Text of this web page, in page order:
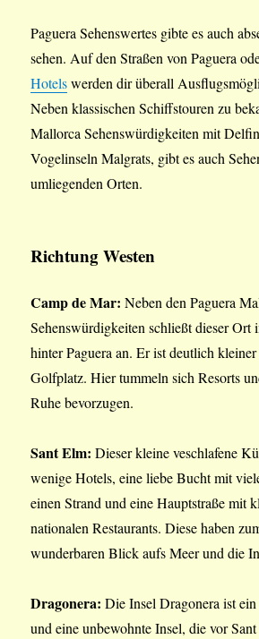
Paguera Sehenswertes gibte es auch
sehen. Auf den Straßen von Paguera
Hotelswerden dir überall
Neben klassischen Schiffstouren zu
Mallorca Sehenswürdigkeiten mit
Vogelinseln Malgrats, gibt es auch
umliegenden Orten.
Richtung Westen
Camp de Mar: Neben den Paguera
Sehenswürdigkeiten schließt dieser Ort
hinter Paguera an. Er ist deutlich
Golfplatz. Hier tummeln sich Resorts
Ruhe bevorzugen.
Sant Elm: Dieser kleine veschlafene
wenige Hotels, eine liebe Bucht mit
einen Strand und eine Hauptstraße mit
nationalen Restaurants. Diese haben
wunderbaren Blick aufs Meer und die
Dragonera: Die Insel Dragonera ist
und eine unbewohnte Insel, die vor